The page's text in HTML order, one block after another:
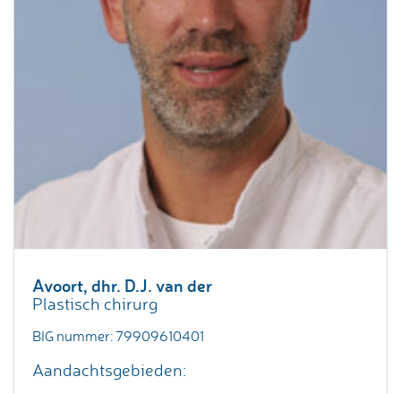
Avoort, dhr. D.J. van der
Plastisch chirurg
BIG nummer: 79909610401
Aandachtsgebieden: